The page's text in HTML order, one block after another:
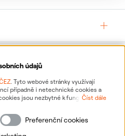
údajů
. Tyto webové stránky využívají
případně i netechnické cookies a
jsou nezbytné k fungování
k personalizaci reklam a analytice.
cookies a vašich osobních údajů
informace o vašich právech,
Číst dále
Preferenční cookies